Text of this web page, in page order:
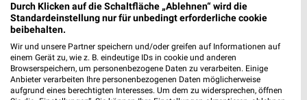
0 km
Diabetes-Flyer
Gültig bis Di. 01.09.
Durch Klicken auf die Schaltfläche „Ablehnen“ wird die
Standardeinstellung nur für unbedingt erforderliche cookie
beibehalten.
Wir und unsere Partner speichern und/oder greifen auf Informationen auf
einem Gerät zu, wie z. B. eindeutige IDs in cookie und anderen
Browserspeichern, um personenbezogene Daten zu verarbeiten. Einige
Anbieter verarbeiten Ihre personenbezogenen Daten möglicherweise
aufgrund eines berechtigten Interesses. Um dem zu widersprechen, öffnen